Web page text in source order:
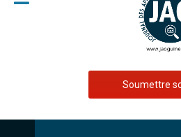
Soumettre